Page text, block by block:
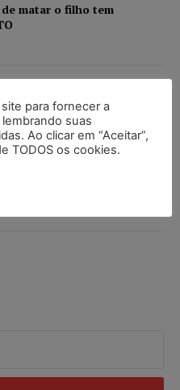
matar o filho tem
e autistas de todos os
causa de empregado que
no local de trabalho
para fornecer a
suas
Ao clicar em “Aceitar”,
TODOS os cookies.